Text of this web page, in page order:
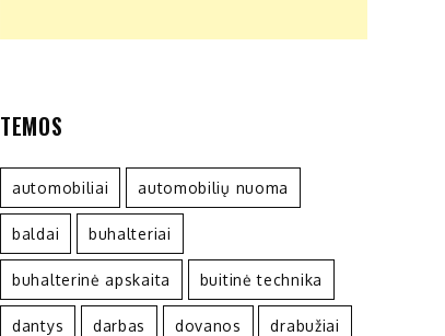
TEMOS
automobiliai automobilių nuoma
baldai buhalteriai
buhalterinė apskaita buitinė technika
dantys darbas dovanos drabužiai